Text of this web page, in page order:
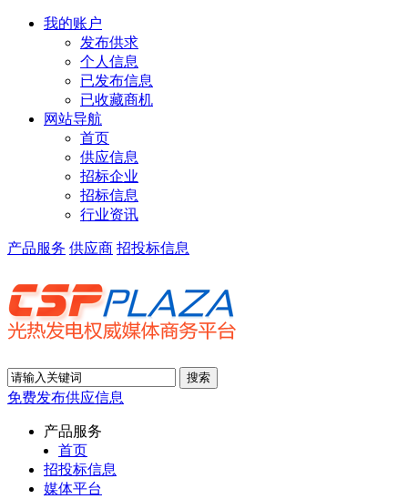
我的账户
发布供求
个人信息
已发布信息
已收藏商机
网站导航
首页
供应信息
招标企业
招标信息
行业资讯
产品服务 供应商 招投标信息
免费发布供应信息
产品服务
首页
招投标信息
媒体平台